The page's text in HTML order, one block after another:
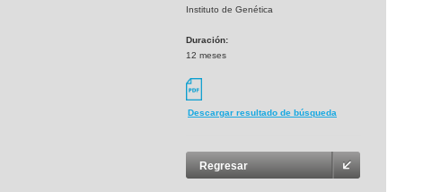
Instituto de Genética
Duración:
12 meses
Descargar resultado de búsqueda
Regresar